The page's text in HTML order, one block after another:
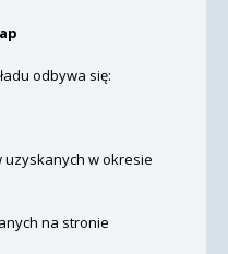
odbywa się:
uzyskanych w okresie
na stronie